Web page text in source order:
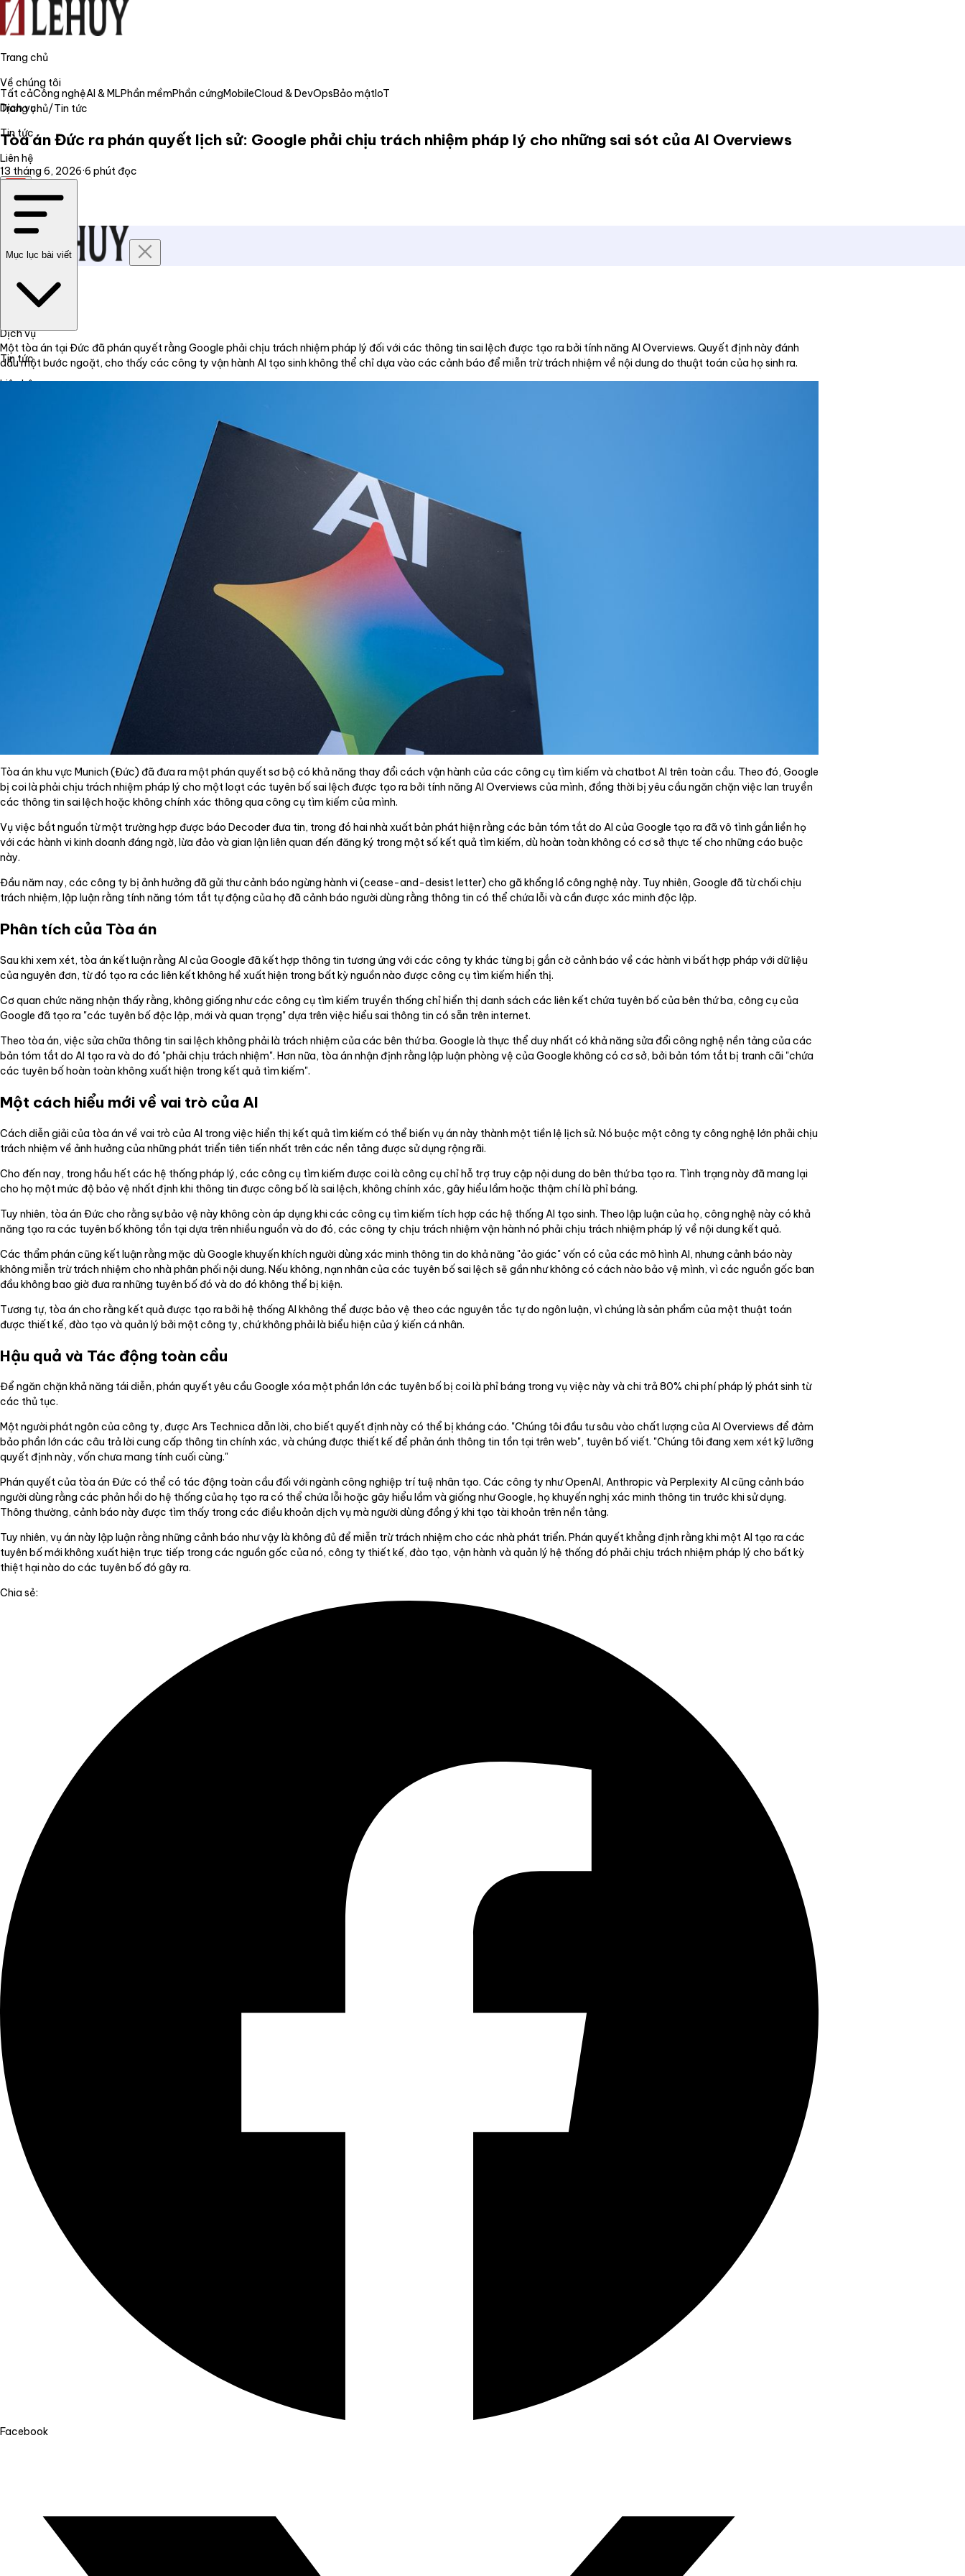
Trang chủ
Về chúng tôi
Dịch vụ
Tin tức
Liên hệ
Trang chủ
Về chúng tôi
Dịch vụ
Tin tức
Liên hệ
Tất cảCông nghệAI & MLPhần mềmPhần cứngMobileCloud & DevOpsBảo mậtIoT
Trang chủ/Tin tức
Tòa án Đức ra phán quyết lịch sử: Google phải chịu trách nhiệm pháp lý cho những sai sót của AI Overviews
13 tháng 6, 2026·6 phút đọc
Mục lục bài viết
Một tòa án tại Đức đã phán quyết rằng Google phải chịu trách nhiệm pháp lý đối với các thông tin sai lệch được tạo ra bởi tính năng AI Overviews. Quyết định này đánh
dấu một bước ngoặt, cho thấy các công ty vận hành AI tạo sinh không thể chỉ dựa vào các cảnh báo để miễn trừ trách nhiệm về nội dung do thuật toán của họ sinh ra.
Tòa án khu vực Munich (Đức) đã đưa ra một phán quyết sơ bộ có khả năng thay đổi cách vận hành của các công cụ tìm kiếm và chatbot AI trên toàn cầu. Theo đó, Google
bị coi là phải chịu trách nhiệm pháp lý cho một loạt các tuyên bố sai lệch được tạo ra bởi tính năng AI Overviews của mình, đồng thời bị yêu cầu ngăn chặn việc lan truyền
các thông tin sai lệch hoặc không chính xác thông qua công cụ tìm kiếm của mình.
Vụ việc bắt nguồn từ một trường hợp được báo Decoder đưa tin, trong đó hai nhà xuất bản phát hiện rằng các bản tóm tắt do AI của Google tạo ra đã vô tình gắn liền họ
với các hành vi kinh doanh đáng ngờ, lừa đảo và gian lận liên quan đến đăng ký trong một số kết quả tìm kiếm, dù hoàn toàn không có cơ sở thực tế cho những cáo buộc
này.
Đầu năm nay, các công ty bị ảnh hưởng đã gửi thư cảnh báo ngừng hành vi (cease-and-desist letter) cho gã khổng lồ công nghệ này. Tuy nhiên, Google đã từ chối chịu
trách nhiệm, lập luận rằng tính năng tóm tắt tự động của họ đã cảnh báo người dùng rằng thông tin có thể chứa lỗi và cần được xác minh độc lập.
Phân tích của Tòa án
Sau khi xem xét, tòa án kết luận rằng AI của Google đã kết hợp thông tin tương ứng với các công ty khác từng bị gắn cờ cảnh báo về các hành vi bất hợp pháp với dữ liệu
của nguyên đơn, từ đó tạo ra các liên kết không hề xuất hiện trong bất kỳ nguồn nào được công cụ tìm kiếm hiển thị.
Cơ quan chức năng nhận thấy rằng, không giống như các công cụ tìm kiếm truyền thống chỉ hiển thị danh sách các liên kết chứa tuyên bố của bên thứ ba, công cụ của
Google đã tạo ra "các tuyên bố độc lập, mới và quan trọng" dựa trên việc hiểu sai thông tin có sẵn trên internet.
Theo tòa án, việc sửa chữa thông tin sai lệch không phải là trách nhiệm của các bên thứ ba. Google là thực thể duy nhất có khả năng sửa đổi công nghệ nền tảng của các
bản tóm tắt do AI tạo ra và do đó "phải chịu trách nhiệm". Hơn nữa, tòa án nhận định rằng lập luận phòng vệ của Google không có cơ sở, bởi bản tóm tắt bị tranh cãi "chứa
các tuyên bố hoàn toàn không xuất hiện trong kết quả tìm kiếm".
Một cách hiểu mới về vai trò của AI
Cách diễn giải của tòa án về vai trò của AI trong việc hiển thị kết quả tìm kiếm có thể biến vụ án này thành một tiền lệ lịch sử. Nó buộc một công ty công nghệ lớn phải chịu
trách nhiệm về ảnh hưởng của những phát triển tiên tiến nhất trên các nền tảng được sử dụng rộng rãi.
Cho đến nay, trong hầu hết các hệ thống pháp lý, các công cụ tìm kiếm được coi là công cụ chỉ hỗ trợ truy cập nội dung do bên thứ ba tạo ra. Tình trạng này đã mang lại
cho họ một mức độ bảo vệ nhất định khi thông tin được công bố là sai lệch, không chính xác, gây hiểu lầm hoặc thậm chí là phỉ báng.
Tuy nhiên, tòa án Đức cho rằng sự bảo vệ này không còn áp dụng khi các công cụ tìm kiếm tích hợp các hệ thống AI tạo sinh. Theo lập luận của họ, công nghệ này có khả
năng tạo ra các tuyên bố không tồn tại dựa trên nhiều nguồn và do đó, các công ty chịu trách nhiệm vận hành nó phải chịu trách nhiệm pháp lý về nội dung kết quả.
Các thẩm phán cũng kết luận rằng mặc dù Google khuyến khích người dùng xác minh thông tin do khả năng "ảo giác" vốn có của các mô hình AI, nhưng cảnh báo này
không miễn trừ trách nhiệm cho nhà phân phối nội dung. Nếu không, nạn nhân của các tuyên bố sai lệch sẽ gần như không có cách nào bảo vệ mình, vì các nguồn gốc ban
đầu không bao giờ đưa ra những tuyên bố đó và do đó không thể bị kiện.
Tương tự, tòa án cho rằng kết quả được tạo ra bởi hệ thống AI không thể được bảo vệ theo các nguyên tắc tự do ngôn luận, vì chúng là sản phẩm của một thuật toán
được thiết kế, đào tạo và quản lý bởi một công ty, chứ không phải là biểu hiện của ý kiến cá nhân.
Hậu quả và Tác động toàn cầu
Để ngăn chặn khả năng tái diễn, phán quyết yêu cầu Google xóa một phần lớn các tuyên bố bị coi là phỉ báng trong vụ việc này và chi trả 80% chi phí pháp lý phát sinh từ
các thủ tục.
Một người phát ngôn của công ty, được Ars Technica dẫn lời, cho biết quyết định này có thể bị kháng cáo. "Chúng tôi đầu tư sâu vào chất lượng của AI Overviews để đảm
bảo phần lớn các câu trả lời cung cấp thông tin chính xác, và chúng được thiết kế để phản ánh thông tin tồn tại trên web", tuyên bố viết. "Chúng tôi đang xem xét kỹ lưỡng
quyết định này, vốn chưa mang tính cuối cùng."
Phán quyết của tòa án Đức có thể có tác động toàn cầu đối với ngành công nghiệp trí tuệ nhân tạo. Các công ty như OpenAI, Anthropic và Perplexity AI cũng cảnh báo
người dùng rằng các phản hồi do hệ thống của họ tạo ra có thể chứa lỗi hoặc gây hiểu lầm và giống như Google, họ khuyến nghị xác minh thông tin trước khi sử dụng.
Thông thường, cảnh báo này được tìm thấy trong các điều khoản dịch vụ mà người dùng đồng ý khi tạo tài khoản trên nền tảng.
Tuy nhiên, vụ án này lập luận rằng những cảnh báo như vậy là không đủ để miễn trừ trách nhiệm cho các nhà phát triển. Phán quyết khẳng định rằng khi một AI tạo ra các
tuyên bố mới không xuất hiện trực tiếp trong các nguồn gốc của nó, công ty thiết kế, đào tạo, vận hành và quản lý hệ thống đó phải chịu trách nhiệm pháp lý cho bất kỳ
thiệt hại nào do các tuyên bố đó gây ra.
Chia sẻ:
Facebook